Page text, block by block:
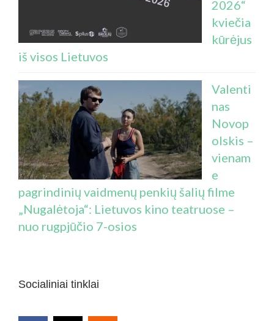
2026“
kviečia
kūrėjus
iš visos Lietuvos
Valenti
nas
Novop
olskis –
vienam
e
pagrindinių vaidmenų penkių šalių filme
„Nugalėtoja“: Lietuvos kino teatruose –
nuo rugpjūčio 7-osios
Socialiniai tinklai